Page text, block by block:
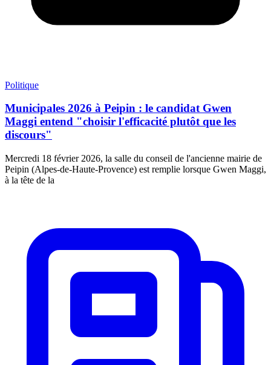
Politique
Municipales 2026 à Peipin : le candidat Gwen
Maggi entend "choisir l'efficacité plutôt que les
discours"
Mercredi 18 février 2026, la salle du conseil de l'ancienne mairie de
Peipin (Alpes-de-Haute-Provence) est remplie lorsque Gwen Maggi,
à la tête de la